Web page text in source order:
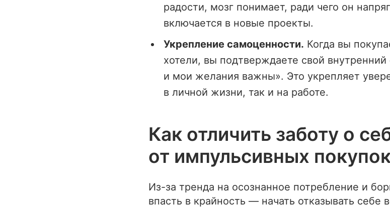
радости, мозг понимает, ради чего он
включается в новые проекты.
Укрепление самоценности. Когда вы
хотели, вы подтверждаете свой внутренний
и мои желания важны». Это укрепляет
в личной жизни, так и на работе.
Как отличить заботу о
от импульсивных
Из-за тренда на осознанное потребление и
впасть в крайность — начать отказывать себе